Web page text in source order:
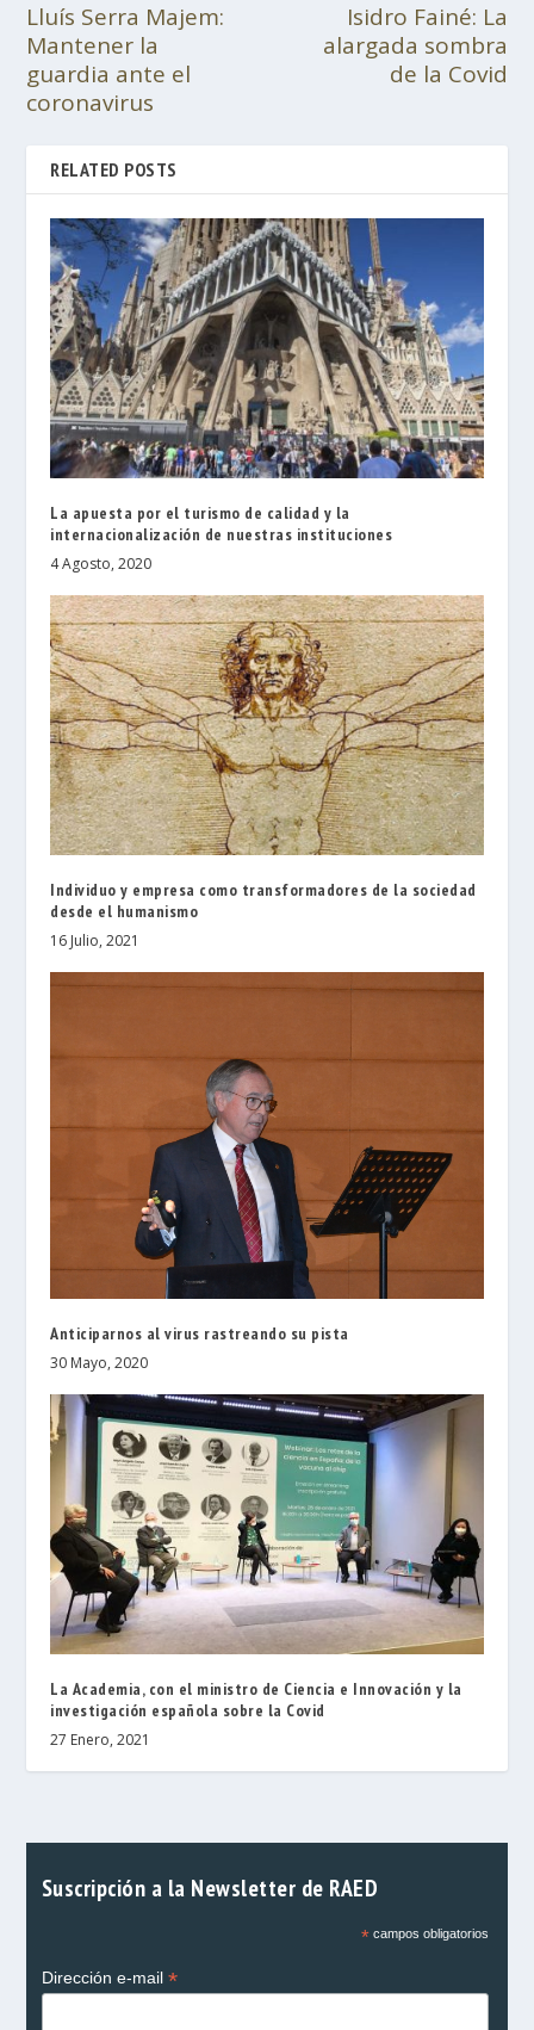
Lluís Serra Majem:
Mantener la
guardia ante el
coronavirus
Isidro Fainé: La
alargada sombra
de la Covid
RELATED POSTS
La apuesta por el turismo de calidad y la
internacionalización de nuestras instituciones
4 Agosto, 2020
Individuo y empresa como transformadores de la sociedad
desde el humanismo
16 Julio, 2021
Anticiparnos al virus rastreando su pista
30 Mayo, 2020
La Academia, con el ministro de Ciencia e Innovación y la
investigación española sobre la Covid
27 Enero, 2021
Suscripción a la Newsletter de RAED
*campos obligatorios
Dirección e-mail *